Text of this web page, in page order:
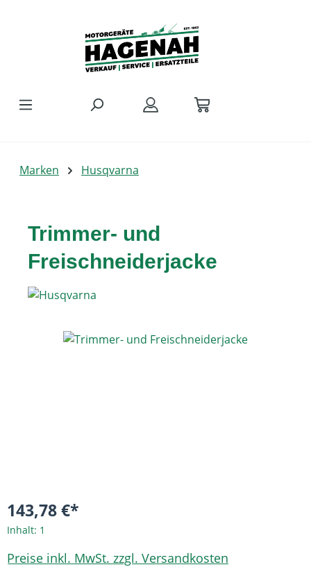
Marken Husqvarna
Trimmer- und
Freischneiderjacke
Bildergalerie überspringen
143,78 €*
Inhalt: 1
Preise inkl. MwSt. zzgl. Versandkosten